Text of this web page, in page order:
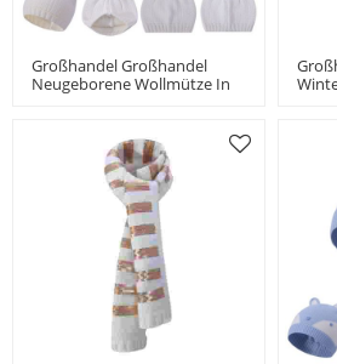
Großhandel Großhandel
Neugeborene Wollmütze In